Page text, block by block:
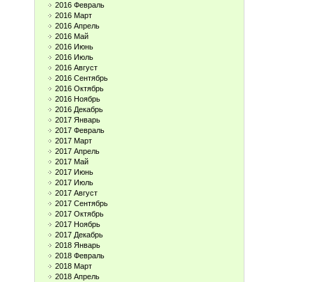
2016 Февраль
2016 Март
2016 Апрель
2016 Май
2016 Июнь
2016 Июль
2016 Август
2016 Сентябрь
2016 Октябрь
2016 Ноябрь
2016 Декабрь
2017 Январь
2017 Февраль
2017 Март
2017 Апрель
2017 Май
2017 Июнь
2017 Июль
2017 Август
2017 Сентябрь
2017 Октябрь
2017 Ноябрь
2017 Декабрь
2018 Январь
2018 Февраль
2018 Март
2018 Апрель